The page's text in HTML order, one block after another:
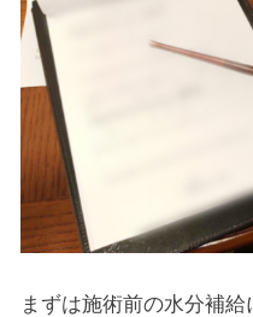
まずは施術前の水分補